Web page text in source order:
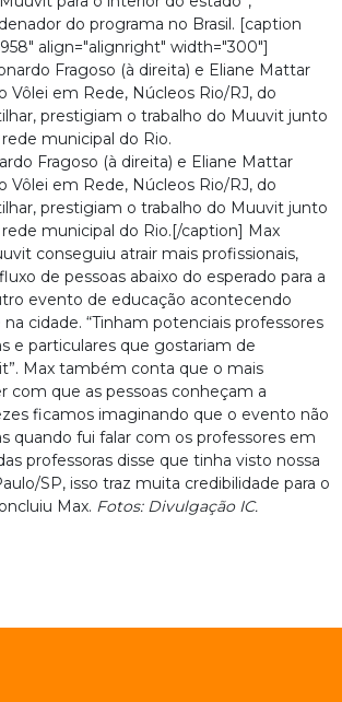
do programa no Brasil. [caption
align="alignright" width="300"]
Fragoso (à direita) e Eliane Mattar
Vôlei em Rede, Núcleos Rio/RJ, do
prestigiam o trabalho do Muuvit junto
municipal do Rio.[/caption] Max
conseguiu atrair mais profissionais,
de pessoas abaixo do esperado para a
evento de educação acontecendo
cidade. “Tinham potenciais professores
e particulares que gostariam de
Max também conta que o mais
com que as pessoas conheçam a
ficamos imaginando que o evento não
quando fui falar com os professores em
professoras disse que tinha visto nossa
SP, isso traz muita credibilidade para o
Max. Fotos: Divulgação IC.